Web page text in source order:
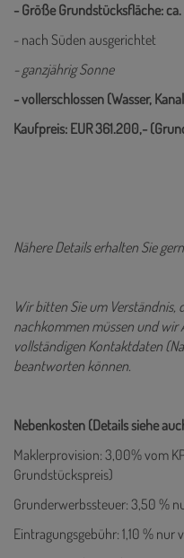
- Größe Grundstücksfläche: ca.
- nach Süden ausgerichtet
- ganzjährig Sonne
- vollerschlossen (Wasser,
Kaufpreis: EUR 361.200,-
Nähere Details erhalten Sie
Wir bitten Sie um
nachkommen müssen und wir
vollständigen Kontaktdaten
beantworten können.
Nebenkosten (Details siehe
Maklerprovision: 3,00% vom
Grundstückspreis)
Grunderwerbssteuer: 3,50 %
Eintragungsgebühr: 1,10 %